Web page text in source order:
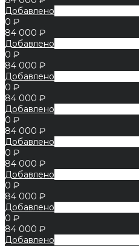
Добавлено
0 ₽
84 000 ₽
Добавлено
0 ₽
84 000 ₽
Добавлено
0 ₽
84 000 ₽
Добавлено
0 ₽
84 000 ₽
Добавлено
0 ₽
84 000 ₽
Добавлено
0 ₽
84 000 ₽
Добавлено
0 ₽
84 000 ₽
Добавлено